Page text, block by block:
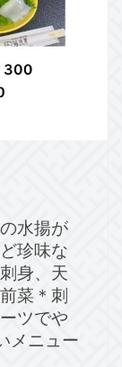
水揚が
珍味な
身、天
菜＊刺
ツでや
メニュー